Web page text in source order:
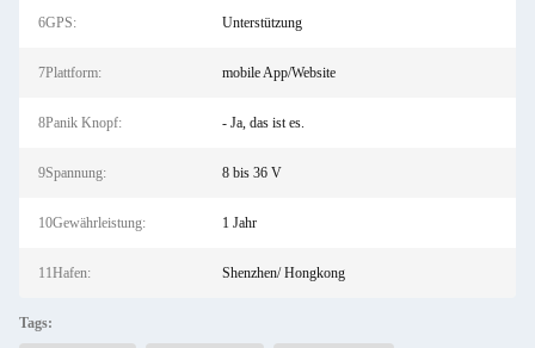
6GPS: Unterstützung
7Plattform: mobile App/Website
8Panik Knopf: - Ja, das ist es.
9Spannung: 8 bis 36 V
10Gewährleistung: 1 Jahr
11Hafen: Shenzhen/ Hongkong
Tags: